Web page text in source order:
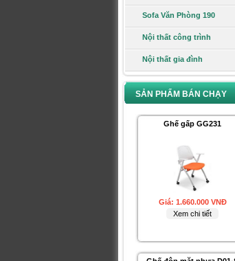
Sofa Văn Phòng 190
Nội thất công trình
Nội thất gia đình
SẢN PHẨM BÁN CHẠY
Xem chi tiết
Ghế đôn mặt nhựa D01-S